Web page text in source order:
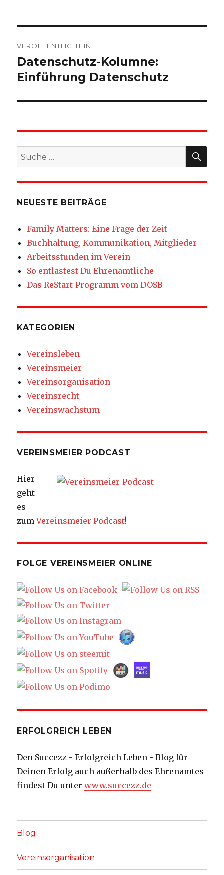
VERÖFFENTLICHT IN
Datenschutz-Kolumne:
Einführung Datenschutz
Suche
nach:
NEUESTE BEITRÄGE
Family Matters: Eine Frage der Zeit
Buchhaltung, Kommunikation, Mitglieder
Arbeitsstunden im Verein
So entlastest Du Ehrenamtliche
Das ReStart-Programm vom DOSB
KATEGORIEN
Vereinsleben
Vereinsmeier
Vereinsorganisation
Vereinsrecht
Vereinswachstum
VEREINSMEIER PODCAST
Hier
geht
es
zumVereinsmeier Podcast!
FOLGE VEREINSMEIER ONLINE
ERFOLGREICH LEBEN
Den Succezz - Erfolgreich Leben - Blog für
Deinen Erfolg auch außerhalb des Ehrenamtes
findest Du unterwww.succezz.de
Blog
Vereinsorganisation